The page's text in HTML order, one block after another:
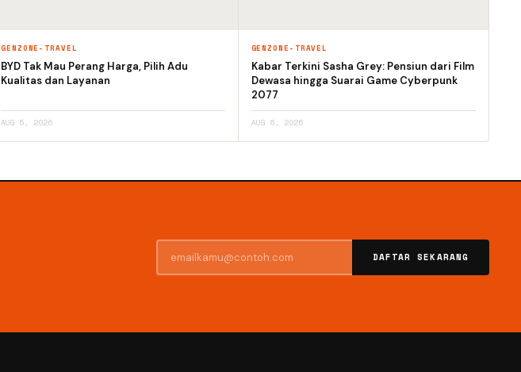
GENZONE-TRAVEL
BYD Tak Mau Perang Harga, Pilih Adu
Kualitas dan Layanan
AUG 5, 2026
GENZONE-TRAVEL
Kabar Terkini Sasha Grey: Pensiun dari Film
Dewasa hingga Suarai Game Cyberpunk
2077
AUG 6, 2026
DAFTAR SEKARANG